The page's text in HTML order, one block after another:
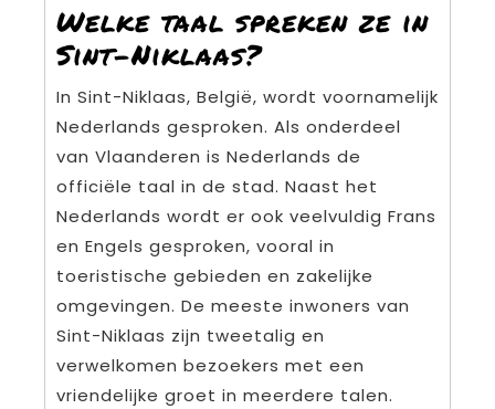
Welke taal spreken ze in
Sint-Niklaas?
In Sint-Niklaas, België, wordt voornamelijk
Nederlands gesproken. Als onderdeel
van Vlaanderen is Nederlands de
officiële taal in de stad. Naast het
Nederlands wordt er ook veelvuldig Frans
en Engels gesproken, vooral in
toeristische gebieden en zakelijke
omgevingen. De meeste inwoners van
Sint-Niklaas zijn tweetalig en
verwelkomen bezoekers met een
vriendelijke groet in meerdere talen.